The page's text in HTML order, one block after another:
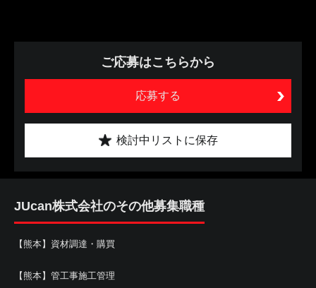
ご応募はこちらから
応募する
検討中リストに保存
JUcan株式会社のその他募集職種
【熊本】資材調達・購買
【熊本】管工事施工管理